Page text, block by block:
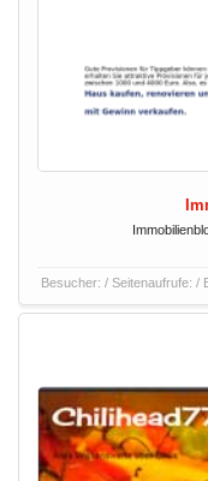
Besucher: / Seitenaufrufe: /